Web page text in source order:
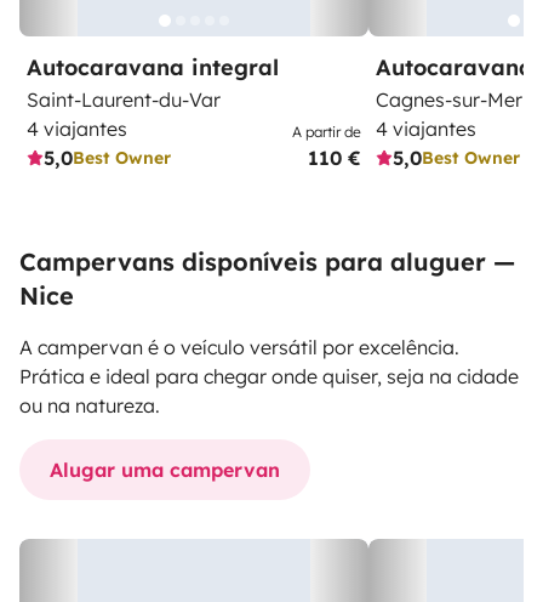
Autocaravana integral
Saint-Laurent-du-Var
4 viajantes
5,0Best Owner
A partir de
110 €
Autocaravana
Cagnes-sur-Mer
4 viajantes
5,0Best Owner
Campervans disponíveis para aluguer —
Nice
A campervan é o veículo versátil por excelência.
Prática e ideal para chegar onde quiser, seja na cidade
ou na natureza.
Alugar uma campervan